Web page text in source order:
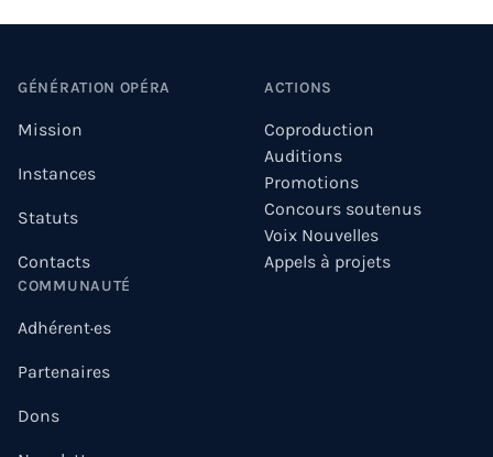
GÉNÉRATION OPÉRA
Mission
Instances
Statuts
Contacts
COMMUNAUTÉ
Adhérent·es
Partenaires
Dons
ACTIONS
Coproduction
Auditions
Promotions
Concours soutenus
Voix Nouvelles
Appels à projets